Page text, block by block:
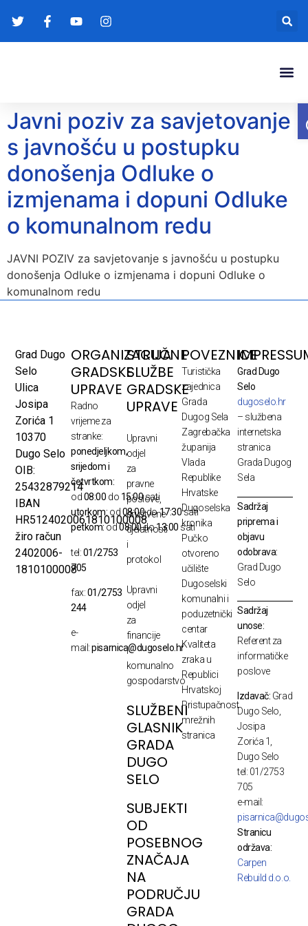
Javni poziv za savjetovanje
s javnošću u postupku
donošenja Odluke o
izmjenama i dopuni Odluke
o komunalnom redu
JAVNI POZIV za savjetovanje s javnošću u postupku
donošenja Odluke o izmjenama i dopuni Odluke o
komunalnom redu
Grad Dugo
Selo
Ulica
Josipa
Zorića 1
10370
Dugo Selo
OIB:
25432879214
IBAN
HR5124020061810100008
žiro račun
2402006-
1810100008
ORGANIZACIJA
GRADSKE
UPRAVE
Radno
vrijeme za
stranke:
ponedjeljkom,
srijedom i
četvrtkom:
od08:00 do 15:00sati
utorkom: od08:00do17:30sati
petkom:od08:00do13:00 sati
tel:01/2753
705
fax:01/2753
244
e-
mail:pisarnica@dugoselo.hr
STRUČNE
SLUŽBE
GRADSKE
UPRAVE
Upravni
odjel
za
pravne
poslove,
društvene
djelatnosti
i
protokol
Upravni
odjel
za
financije
i
komunalno
gospodarstvo
SLUŽBENI
GLASNIK
GRADA
DUGO
SELO
SUBJEKTI
OD
POSEBNOG
ZNAČAJA
NA
PODRUČJU
GRADA
POVEZNICE
Turistička
zajednica
Grada
Dugog Sela
Zagrebačka
županija
Vlada
Republike
Hrvatske
Dugoselska
kronika
Pučko
otvoreno
učilište
Dugoselski
komunalni i
poduzetnički
centar
Kvaliteta
zraka u
Republici
Hrvatskoj
Pristupačnost
mrežnih
stranica
Grad Dugo
Selo
dugoselo.hr
– službena
internetska
stranica
Grada Dugog
Sela
Sadržaj
priprema i
objavu
odobrava:
Grad Dugo
Selo
Sadržaj
unose:
Referent za
informatičke
poslove
Izdavač: Grad
Dugo Selo,
Josipa
Zorića 1,
Dugo Selo
tel: 01/2753
705
e-mail:
Stranicu
održava:
Carpen
Rebuild d.o.o.